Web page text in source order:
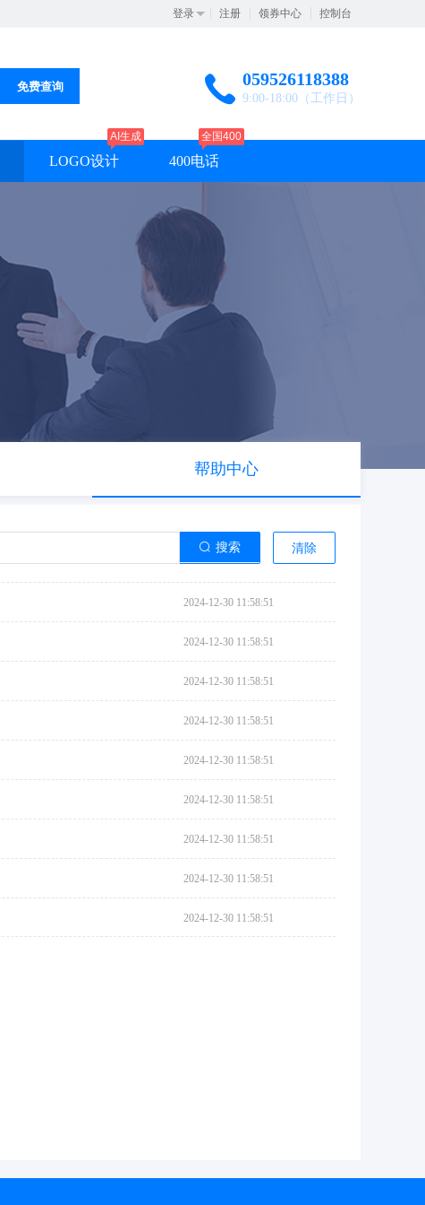
登录 注册 领券中心 控制台
免费查询 059526118388
9:00-18:00（工作日）
LOGO设计
AI生成
400电话
全国400
帮助中心
搜索 清除
2024-12-30 11:58:51
2024-12-30 11:58:51
2024-12-30 11:58:51
2024-12-30 11:58:51
2024-12-30 11:58:51
2024-12-30 11:58:51
2024-12-30 11:58:51
2024-12-30 11:58:51
2024-12-30 11:58:51